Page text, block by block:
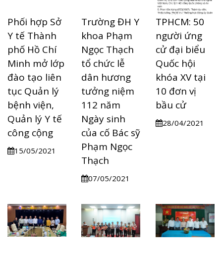
Phối hợp Sở
Y tế Thành
phố Hồ Chí
Minh mở lớp
đào tạo liên
tục Quản lý
bệnh viện,
Quản lý Y tế
công cộng
15/05/2021
Trường ĐH Y
khoa Phạm
Ngọc Thạch
tổ chức lễ
dân hương
tưởng niệm
112 năm
Ngày sinh
của cố Bác sỹ
Phạm Ngọc
Thạch
07/05/2021
TPHCM: 50
người ứng
cử đại biểu
Quốc hội
khóa XV tại
10 đơn vị
bầu cử
28/04/2021